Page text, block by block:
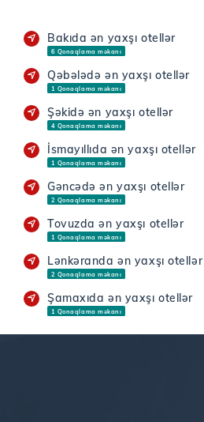
Bakıda ən yaxşı otellər
6 Qonaqlama məkanı
Qəbələdə ən yaxşı otellər
1 Qonaqlama məkanı
Şəkidə ən yaxşı otellər
4 Qonaqlama məkanı
İsmayıllıda ən yaxşı otellər
1 Qonaqlama məkanı
Gəncədə ən yaxşı otellər
2 Qonaqlama məkanı
Tovuzda ən yaxşı otellər
1 Qonaqlama məkanı
Lənkəranda ən yaxşı otellər
2 Qonaqlama məkanı
Şamaxıda ən yaxşı otellər
1 Qonaqlama məkanı